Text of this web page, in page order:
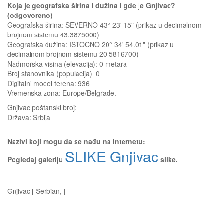
Koja je geografska širina i dužina i gde je Gnjivac?
(odgovoreno)
Geografska širina: SEVERNO 43° 23' 15" (prikaz u decimalnom
brojnom sistemu 43.3875000)
Geografska dužina: ISTOČNO 20° 34' 54.01" (prikaz u
decimalnom brojnom sistemu 20.5816700)
Nadmorska visina (elevacija): 0 metara
Broj stanovnika (populacija): 0
Digitalni model terena: 936
Vremenska zona: Europe/Belgrade.
Gnjivac poštanski broj:
Država: Srbija
Nazivi koji mogu da se nađu na internetu:
Pogledaj galeriju SLIKE Gnjivac slike.
Gnjivac [ Serbian, ]